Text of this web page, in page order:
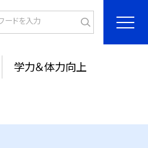
学力＆体力向上